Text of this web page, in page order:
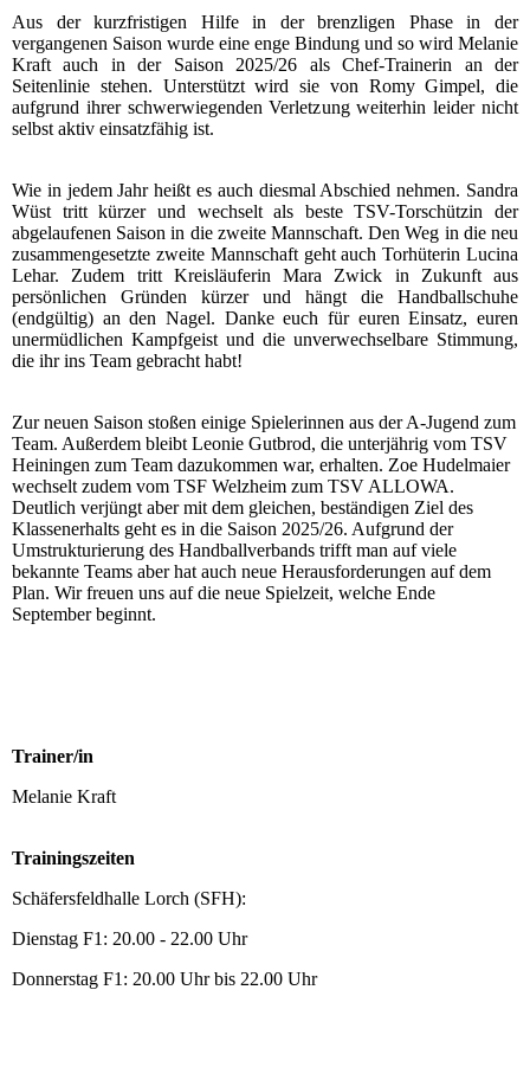
Aus der kurzfristigen Hilfe in der brenzligen Phase in der
vergangenen Saison wurde eine enge Bindung und so wird Melanie
Kraft auch in der Saison 2025/26 als Chef-Trainerin an der
Seitenlinie stehen. Unterstützt wird sie von Romy Gimpel, die
aufgrund ihrer schwerwiegenden Verletzung weiterhin leider nicht
selbst aktiv einsatzfähig ist.
Wie in jedem Jahr heißt es auch diesmal Abschied nehmen. Sandra
Wüst tritt kürzer und wechselt als beste TSV-Torschützin der
abgelaufenen Saison in die zweite Mannschaft. Den Weg in die neu
zusammengesetzte zweite Mannschaft geht auch Torhüterin Lucina
Lehar. Zudem tritt Kreisläuferin Mara Zwick in Zukunft aus
persönlichen Gründen kürzer und hängt die Handballschuhe
(endgültig) an den Nagel. Danke euch für euren Einsatz, euren
unermüdlichen Kampfgeist und die unverwechselbare Stimmung,
die ihr ins Team gebracht habt!
Zur neuen Saison stoßen einige Spielerinnen aus der A-Jugend zum
Team. Außerdem bleibt Leonie Gutbrod, die unterjährig vom TSV
Heiningen zum Team dazukommen war, erhalten. Zoe Hudelmaier
wechselt zudem vom TSF Welzheim zum TSV ALLOWA.
Deutlich verjüngt aber mit dem gleichen, beständigen Ziel des
Klassenerhalts geht es in die Saison 2025/26. Aufgrund der
Umstrukturierung des Handballverbands trifft man auf viele
bekannte Teams aber hat auch neue Herausforderungen auf dem
Plan. Wir freuen uns auf die neue Spielzeit, welche Ende
September beginnt.
Trainer/in
Melanie Kraft
Trainingszeiten
Schäfersfeldhalle Lorch (SFH):
Dienstag F1: 20.00 - 22.00 Uhr
Donnerstag F1: 20.00 Uhr bis 22.00 Uhr